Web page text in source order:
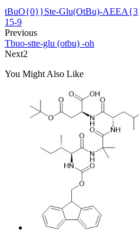
tBuO{0}}Ste-Glu(OtBu)-
15-9
Previous
Tbuo-stte-glu (otbu) -oh
Next2
You Might Also Like